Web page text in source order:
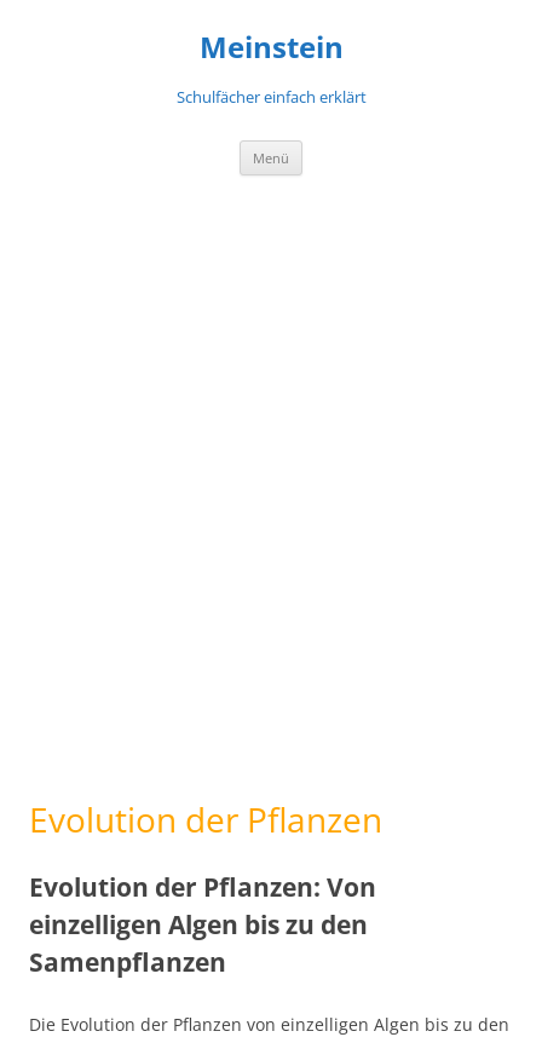
Meinstein
Schulfächer einfach erklärt
Menü
Evolution der Pflanzen
Evolution der Pflanzen: Von
einzelligen Algen bis zu den
Samenpflanzen
Die Evolution der Pflanzen von einzelligen Algen bis zu den